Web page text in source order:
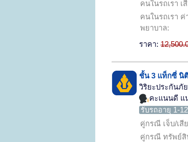
คนในรถเรา เ
คนในรถเรา ค่
พยาบาล:
ราคา:
ชั้น 3 แท็กซี่ นิ
วิริยะประกันภัย
คะแนนดี แ
รับรถอายุ 1-
คู่กรณี เจ็บ/เสี
คู่กรณี ทรัพย์สิ